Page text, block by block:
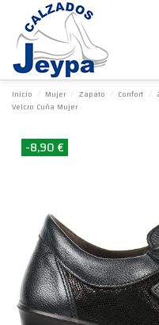
Inicio Mujer Zapato Confort
Velcro Cuña Mujer
-8,90 €